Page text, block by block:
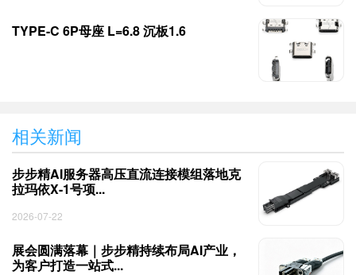
TYPE-C 6P母座 L=6.8 沉板1.6
相关新闻
步步精AI服务器高压直流连接模组落地克
拉玛依X-1号项...
2026-07-22
展会圆满落幕｜步步精持续布局AI产业，
为客户打造一站式...